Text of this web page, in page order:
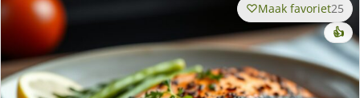
Maak favoriet25
👍